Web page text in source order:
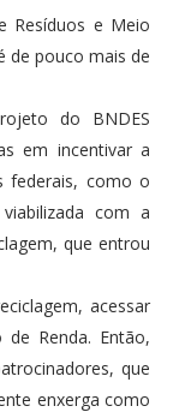
Resíduos e Meio
de pouco mais de
do BNDES
em incentivar a
federais, como o
com a
que entrou
acessar
Renda. Então,
que
enxerga como